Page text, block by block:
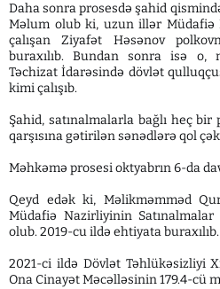
Daha sonra prosesdə şahid
Məlum olub ki, uzun illər Müdafiə
çalışan Ziyafət Həsənov
buraxılıb. Bundan sonra isə o,
Təchizat İdarəsində dövlət
kimi çalışıb.
Şahid, satınalmalarla bağlı heç bir
qarşısına gətirilən sənədlərə qol
Məhkəmə prosesi oktyabrın 6-da
Qeyd edək ki, Məlikməmməd
Müdafiə Nazirliyinin
olub. 2019-cu ildə ehtiyata buraxılıb.
2021-ci ildə Dövlət Təhlükəsizliyi
Ona Cinayət Məcəlləsinin 179.4-cü